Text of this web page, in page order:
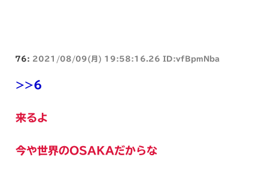
76: 2021/08/09(月) 19:58:16.26 ID:vfBpmNba
>>6
来るよ
今や世界のOSAKAだからな